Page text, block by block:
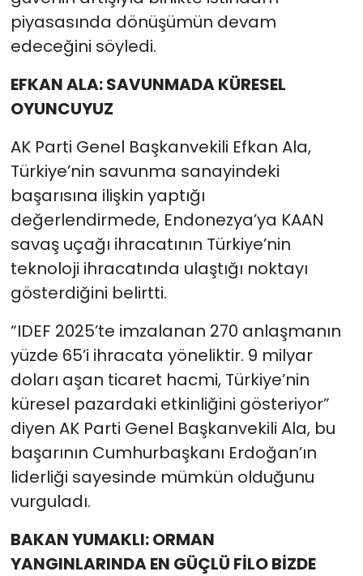
piyasasında dönüşümün devam
edeceğini söyledi.
EFKAN ALA: SAVUNMADA KÜRESEL
OYUNCUYUZ
AK Parti Genel Başkanvekili Efkan Ala,
Türkiye’nin savunma sanayindeki
başarısına ilişkin yaptığı
değerlendirmede, Endonezya’ya KAAN
savaş uçağı ihracatının Türkiye’nin
teknoloji ihracatında ulaştığı noktayı
gösterdiğini belirtti.
“IDEF 2025’te imzalanan 270 anlaşmanın
yüzde 65’i ihracata yöneliktir. 9 milyar
doları aşan ticaret hacmi, Türkiye’nin
küresel pazardaki etkinliğini gösteriyor”
diyen AK Parti Genel Başkanvekili Ala, bu
başarının Cumhurbaşkanı Erdoğan’ın
liderliği sayesinde mümkün olduğunu
vurguladı.
BAKAN YUMAKLI: ORMAN
YANGINLARINDA EN GÜÇLÜ FİLO BİZDE